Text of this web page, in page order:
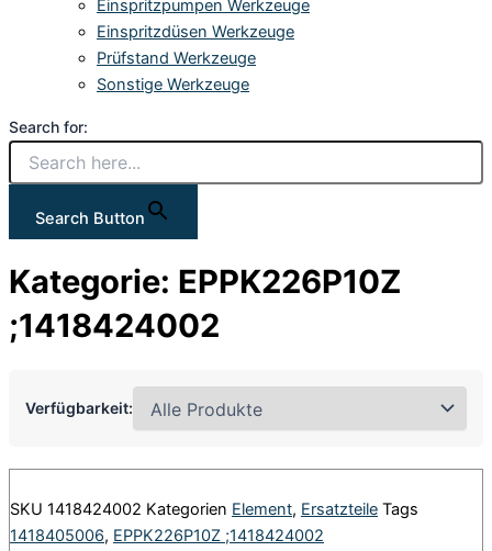
Einspritzpumpen Werkzeuge
Einspritzdüsen Werkzeuge
Prüfstand Werkzeuge
Sonstige Werkzeuge
Search for:
Search Button
Kategorie: EPPK226P10Z
;1418424002
Verfügbarkeit:
SKU 1418424002 Kategorien Element, Ersatzteile Tags
1418405006, EPPK226P10Z ;1418424002